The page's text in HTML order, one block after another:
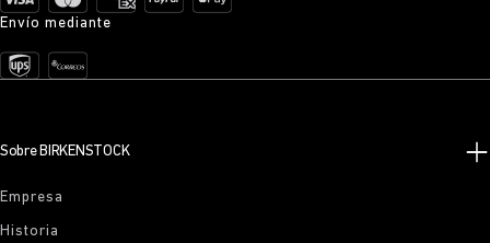
Envío mediante
Sobre BIRKENSTOCK
Empresa
Historia